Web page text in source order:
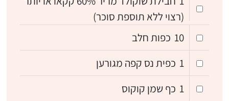
(רצוי ללא תוספת סוכר)
10 כפות חלב
1 כפית נס קפה מגורען
1 כף שמן קוקוס